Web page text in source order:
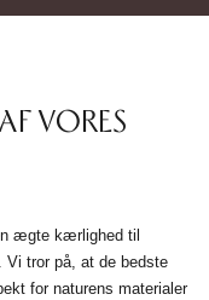
VORES
ægte kærlighed til
Vi tror på, at de bedste
for naturens materialer